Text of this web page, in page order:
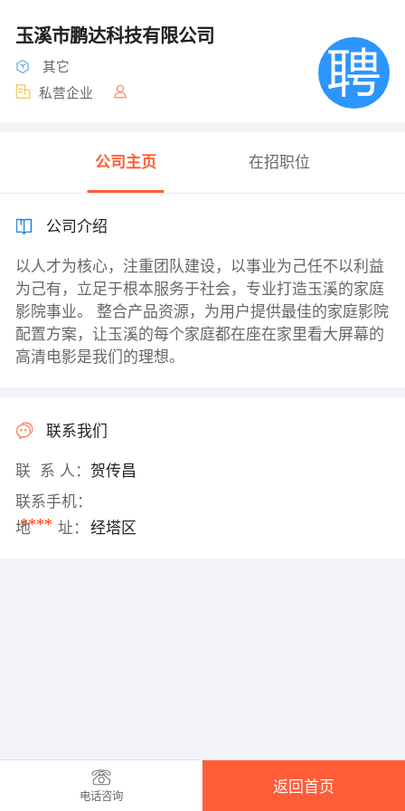
玉溪市鹏达科技有限公司
其它
私营企业
公司主页 在招职位
公司介绍
以人才为核心，注重团队建设，以事业为己任不以利益
为己有，立足于根本服务于社会，专业打造玉溪的家庭
影院事业。 整合产品资源，为用户提供最佳的家庭影院
配置方案，让玉溪的每个家庭都在座在家里看大屏幕的
高清电影是我们的理想。
联系我们
联 系 人： 贺传昌
联系手机：
****
地 址： 经塔区
电话咨询
返回首页